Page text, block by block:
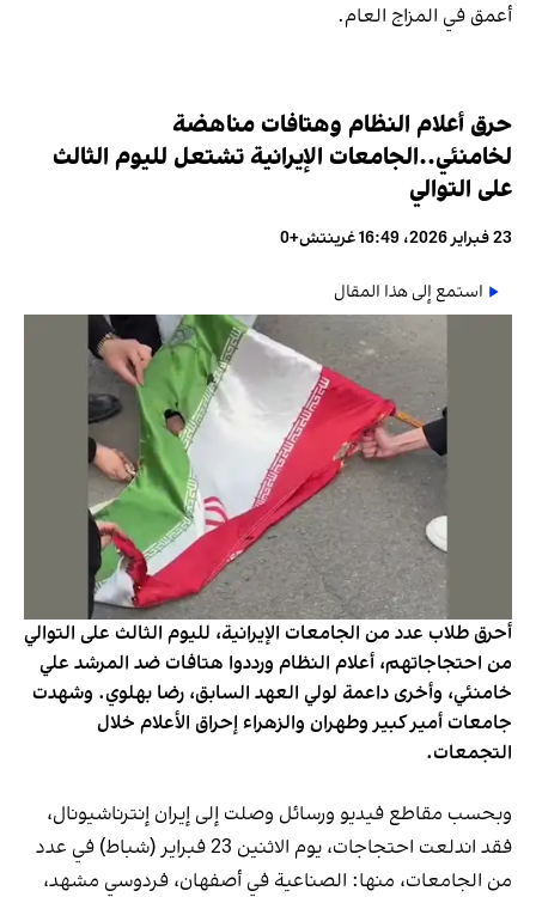
أعمق في المزاج العام.
حرق أعلام النظام وهتافات مناهضة
لخامنئي..الجامعات الإيرانية تشتعل لليوم الثالث
على التوالي
23 فبراير 2026، 16:49 غرينتش+0
استمع إلى هذا المقال
أحرق طلاب عدد من الجامعات الإيرانية، لليوم الثالث على التوالي
من احتجاجاتهم، أعلام النظام ورددوا هتافات ضد المرشد علي
خامنئي، وأخرى داعمة لولي العهد السابق، رضا بهلوي. وشهدت
جامعات أمير كبير وطهران والزهراء إحراق الأعلام خلال
التجمعات.
وبحسب مقاطع فيديو ورسائل وصلت إلى إيران إنترناشيونال،
فقد اندلعت احتجاجات، يوم الاثنين 23 فبراير (شباط) في عدد
من الجامعات، منها: الصناعية في أصفهان، فردوسي مشهد،